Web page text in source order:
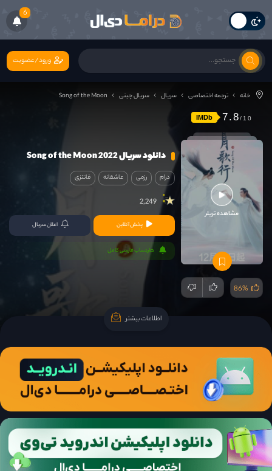
6
ورود/عضویت
خانه ترجمه اختصاصی سریال سریال چینی Song of the Moon
IMDb 7.8
مشاهده تریلر
86%
دانلود سریال Song of the Moon 2022
درام رزمی عاشقانه فانتزی
2,249
پخش آنلاین اعلان سریال
هاردساب فارسی کامل
اطلاعات بیشتر